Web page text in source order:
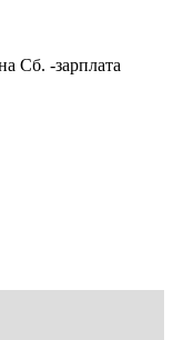
Сб. -зарплата